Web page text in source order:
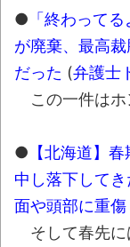
全方位
しい仕事観
見てい
Powered by
● 「終わって
が廃棄、最高
だった (弁護士
この一件はホ
● 【北海道】
中し落下して
面や頭部に重傷
そして春先に